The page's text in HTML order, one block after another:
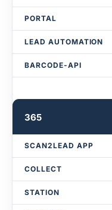
PORTAL
LEAD AUTOMATION
BARCODE-API
365
SCAN2LEAD APP
COLLECT
STATION